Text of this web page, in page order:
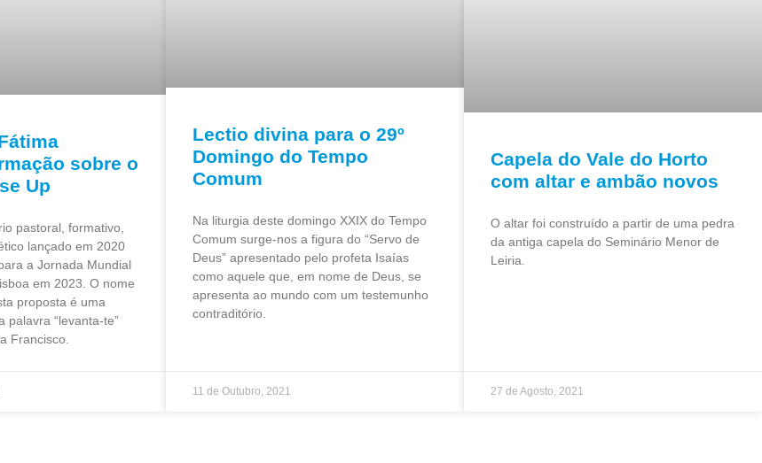
sobre o
Up
pastoral, formativo,
lançado em 2020
a Jornada Mundial
em 2023. O nome
proposta é uma
palavra “levanta-te”
Francisco.
Lectio divina para o 29º
Domingo do Tempo
Comum
Na liturgia deste domingo XXIX do Tempo
Comum surge-nos a figura do “Servo de
Deus” apresentado pelo profeta Isaías
como aquele que, em nome de Deus, se
apresenta ao mundo com um testemunho
contraditório.
11 de Outubro, 2021
Capela do Vale do Horto
com altar e ambão novos
O altar foi construído a partir de uma pedra
da antiga capela do Seminário Menor de
Leiria.
27 de Agosto, 2021